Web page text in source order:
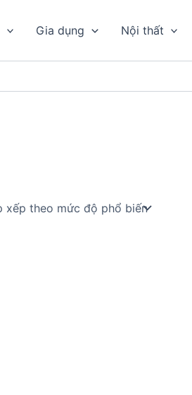
Gia dụng Nội thất